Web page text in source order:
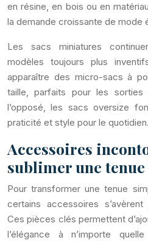
en résine, en bois ou en
la demande croissante de mode
Les sacs miniatures
modèles toujours plus
apparaître des micro-sacs à
taille, parfaits pour les
l’opposé, les sacs oversize
praticité et style pour le quotidien.
Accessoires
sublimer une
Pour transformer une tenue
certains accessoires
Ces pièces clés permettent
l’élégance à n’importe